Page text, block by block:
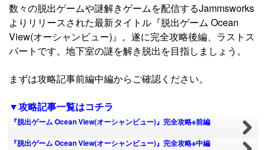
数々の脱出ゲームや謎解きゲームを配信するJammsworks
よりリリースされた最新タイトル『脱出ゲーム Ocean
View(オーシャンビュー)』。遂に完全攻略後編、ラストス
パートです。地下室の謎を解き脱出を目指しましょう。
まずは攻略記事前編中編からご確認ください。
▼攻略記事一覧はコチラ
『脱出ゲーム Ocean View(オーシャンビュー)』完全攻略※前編
『脱出ゲーム Ocean View(オーシャンビュー)』完全攻略※中編